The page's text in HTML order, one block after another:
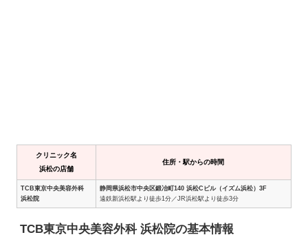
クリニック名
浜松の店舗
住所・駅からの時間
TCB東京中央美容外科
浜松院
静岡県浜松市中央区鍛冶町140 浜松Cビル（イズム浜松）3F
遠鉄新浜松駅より徒歩1分／JR浜松駅より徒歩3分
TCB東京中央美容外科 浜松院の基本情報